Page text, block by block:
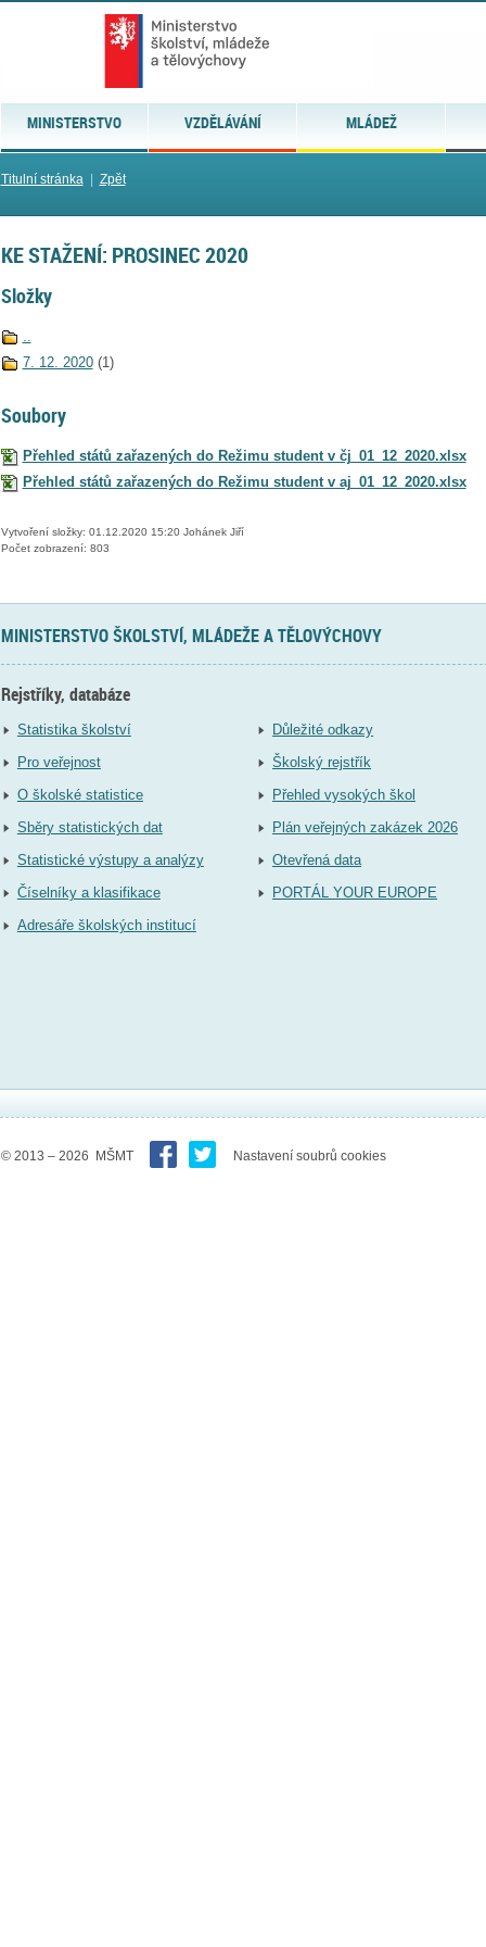
MINISTERSTVO VZDĚLÁVÁNÍ MLÁDEŽ
Titulní stránka| Zpět
KE STAŽENÍ: PROSINEC 2020
Složky
..
7. 12. 2020 (1)
Soubory
Přehled států zařazených do Režimu student v čj_01_12_2020.xlsx
Přehled států zařazených do Režimu student v aj_01_12_2020.xlsx
Vytvoření složky: 01.12.2020 15:20 Johánek Jiří
Počet zobrazení: 803
MINISTERSTVO ŠKOLSTVÍ, MLÁDEŽE A TĚLOVÝCHOVY
Rejstříky, databáze
Statistika školství
Pro veřejnost
O školské statistice
Sběry statistických dat
Statistické výstupy a analýzy
Číselníky a klasifikace
Adresáře školských institucí
Důležité odkazy
Školský rejstřík
Přehled vysokých škol
Plán veřejných zakázek 2026
Otevřená data
PORTÁL YOUR EUROPE
© 2013 – 2026 MŠMT Nastavení soubrů cookies